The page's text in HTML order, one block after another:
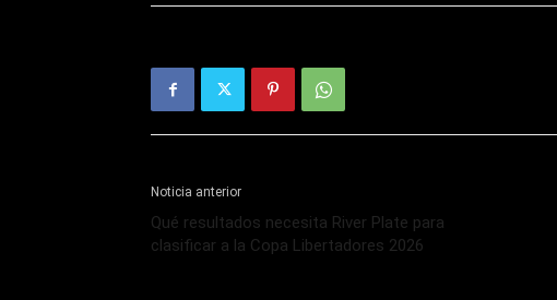
Noticia anterior
Qué resultados necesita River Plate para
clasificar a la Copa Libertadores 2026